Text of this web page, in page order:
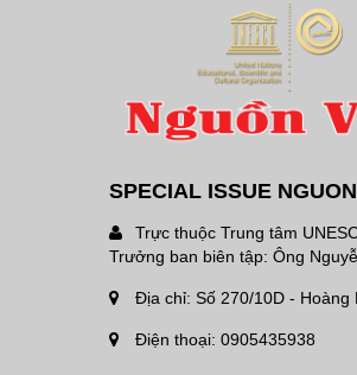
SPECIAL ISSUE
Trực thuộc Trung tâm
Trưởng ban biên tập: Ông
Địa chỉ: Số 270/10D -
Điện thoại: 0905435938